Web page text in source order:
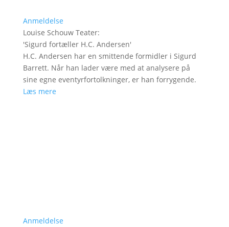
Anmeldelse
Louise Schouw Teater:
'Sigurd fortæller H.C. Andersen'
H.C. Andersen har en smittende formidler i Sigurd
Barrett. Når han lader være med at analysere på
sine egne eventyrfortolkninger, er han forrygende.
Læs mere
Anmeldelse